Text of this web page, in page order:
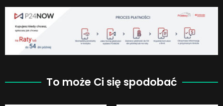
To może Ci się spodobać